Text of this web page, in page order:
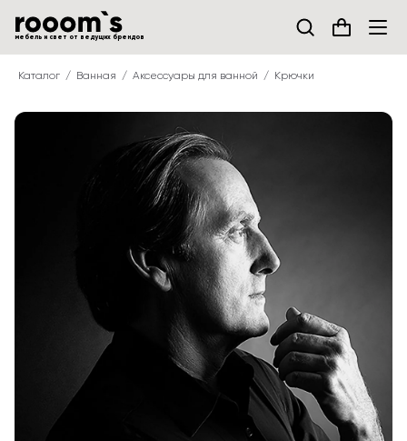
мебель и свет от ведущих брендов
Каталог Ванная Аксессуары для ванной Крючки